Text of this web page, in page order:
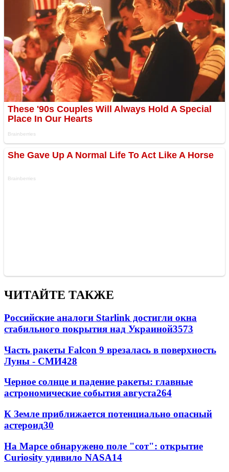
ЧИТАЙТЕ ТАКЖЕ
Российские аналоги Starlink достигли окна
стабильного покрытия над Украиной3573
Часть ракеты Falcon 9 врезалась в поверхность
Луны - СМИ428
Черное солнце и падение ракеты: главные
астрономические события августа264
К Земле приближается потенциально опасный
астероид30
На Марсе обнаружено поле "сот": открытие
Curiosity удивило NASA14